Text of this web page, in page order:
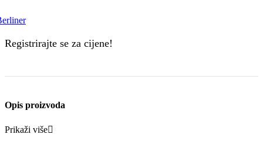
Registrirajte se za cijene!
Opis proizvoda
Prikaži više